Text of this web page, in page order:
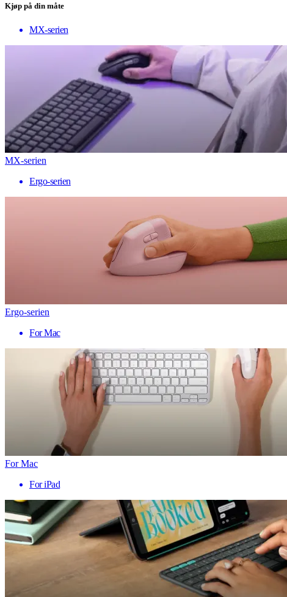
Kjøp på din måte
MX-serien
MX-serien
Ergo-serien
Ergo-serien
For Mac
For Mac
For iPad